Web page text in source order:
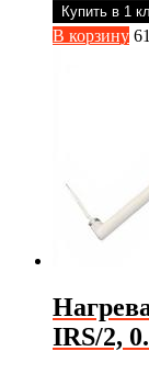
Купить в 1
В корзину
IRS/2,